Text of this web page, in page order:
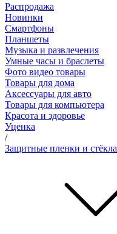
Распродажа
Новинки
Смартфоны
Планшеты
Музыка и развлечения
Умные часы и браслеты
Фото видео товары
Товары для дома
Аксессуары для авто
Товары для компьютера
Красота и здоровье
Уценка
/
Защитные пленки и стёкла